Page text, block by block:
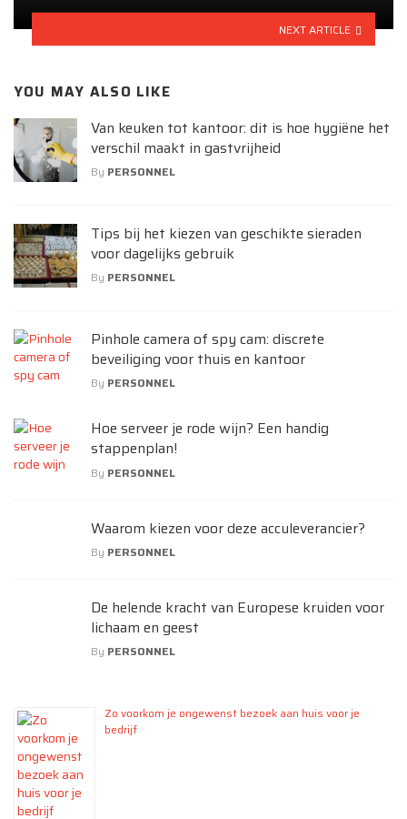
NEXT ARTICLE
YOU MAY ALSO LIKE
Van keuken tot kantoor: dit is hoe hygiëne het
verschil maakt in gastvrijheid
By PERSONNEL
Tips bij het kiezen van geschikte sieraden
voor dagelijks gebruik
By PERSONNEL
Pinhole camera of spy cam: discrete
beveiliging voor thuis en kantoor
By PERSONNEL
Hoe serveer je rode wijn? Een handig
stappenplan!
By PERSONNEL
Waarom kiezen voor deze acculeverancier?
By PERSONNEL
De helende kracht van Europese kruiden voor
lichaam en geest
By PERSONNEL
Zo voorkom je ongewenst bezoek aan huis voor je
bedrijf